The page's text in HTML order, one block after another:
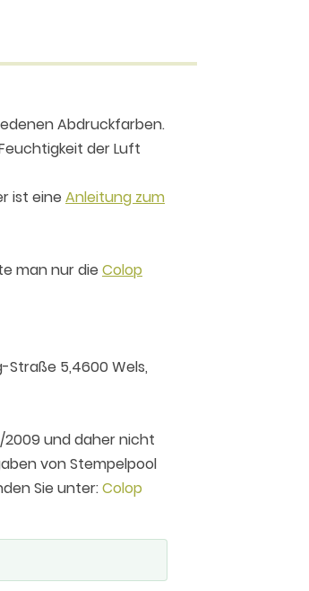
Abdruckfarben.
der Luft
ist eine Anleitung zum
man nur die Colop
Straße 5,4600 Wels,
2009 und daher nicht
von Stempelpool
Sie unter:Colop